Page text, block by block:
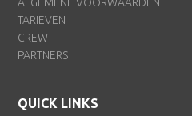
TARIEVEN
CREW
PARTNERS
QUICK LINKS